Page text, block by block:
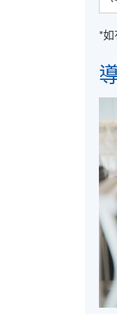
成
教
粤
地點
*如